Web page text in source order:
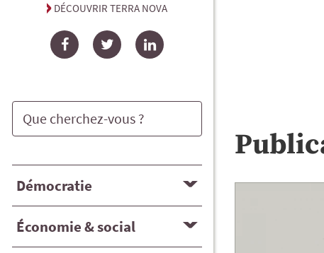
DÉCOUVRIR TERRA NOVA
FacebookTwitterLinkedIn
Démocratie
Économie & social